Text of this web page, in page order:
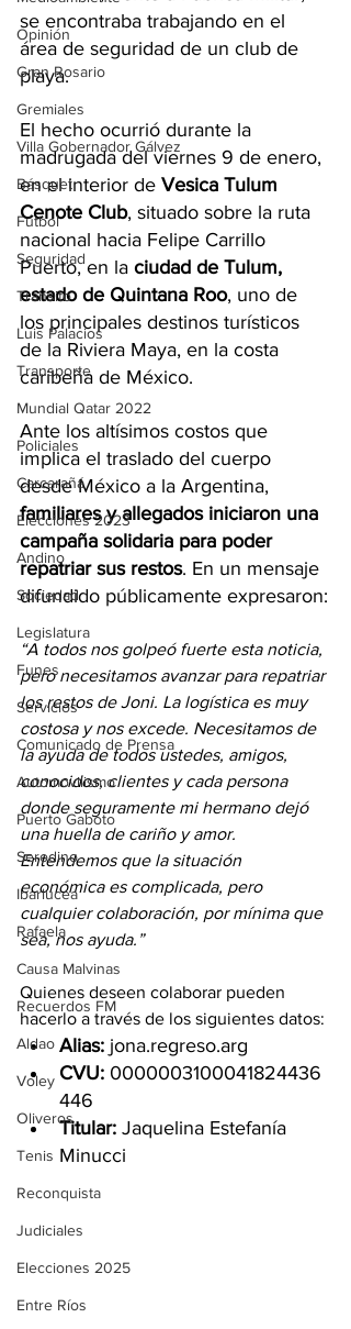
Opinión
Gran Rosario
Gremiales
Villa Gobernador Gálvez
Básquet
Fútbol
Seguridad
Tránsito
Luis Palacios
Transporte
Mundial Qatar 2022
Policiales
Carcarañá
Elecciones 2023
Andino
Sociedad
Legislatura
Funes
Servicios
Comunicado de Prensa
Automovilismo
Puerto Gaboto
Serodino
Ibarlucea
Rafaela
Causa Malvinas
Recuerdos FM
Aldao
Voley
Oliveros
Tenis
Reconquista
Judiciales
Elecciones 2025
Entre Ríos
se encontraba trabajando en el
área de seguridad de un club de
playa.
El hecho ocurrió durante la
madrugada del viernes 9 de enero,
en el interior de Vesica Tulum
Cenote Club, situado sobre la ruta
nacional hacia Felipe Carrillo
Puerto, en la ciudad de Tulum,
estado de Quintana Roo, uno de
los principales destinos turísticos
de la Riviera Maya, en la costa
caribeña de México.
Ante los altísimos costos que
implica el traslado del cuerpo
desde México a la Argentina,
familiares y allegados iniciaron una
campaña solidaria para poder
repatriar sus restos. En un mensaje
difundido públicamente expresaron:
“A todos nos golpeó fuerte esta noticia,
pero necesitamos avanzar para repatriar
los restos de Joni. La logística es muy
costosa y nos excede. Necesitamos de
la ayuda de todos ustedes, amigos,
conocidos, clientes y cada persona
donde seguramente mi hermano dejó
una huella de cariño y amor.
Entendemos que la situación
económica es complicada, pero
cualquier colaboración, por mínima que
sea, nos ayuda.”
Quienes deseen colaborar pueden
hacerlo a través de los siguientes datos:
Alias: jona.regreso.arg
CVU: 0000003100041824436
446
Titular: Jaquelina Estefanía
Minucci